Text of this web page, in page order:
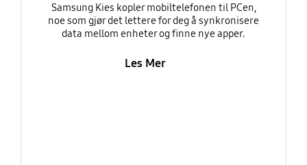
Samsung Kies kopler mobiltelefonen til PCen,
noe som gjør det lettere for deg å synkronisere
data mellom enheter og finne nye apper.
Les Mer